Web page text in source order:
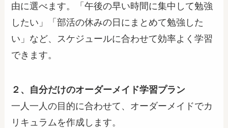
由に選べます。「午後の早い時間に集中して勉強
したい」「部活の休みの日にまとめて勉強した
い」など、スケジュールに合わせて効率よく学習
できます。
２、自分だけのオーダーメイド学習プラン
一人一人の目的に合わせて、オーダーメイドでカ
リキュラムを作成します。